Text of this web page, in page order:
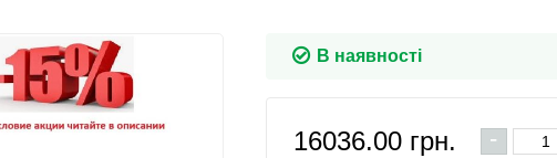
В наявності
16036.00 грн. -